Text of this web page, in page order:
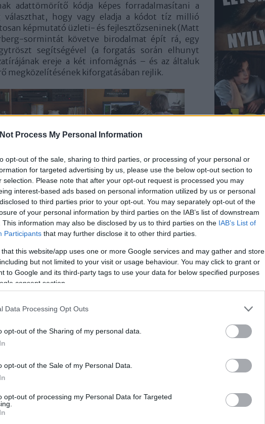
Process My Personal Information
opt-out of the sale, sharing to third parties, or processing of your personal or
for targeted advertising by us, please use the below opt-out section to
selection. Please note that after your opt-out request is processed you may
interest-based ads based on personal information utilized by us or personal
to third parties prior to your opt-out. You may separately opt-out of the
of your personal information by third parties on the IAB’s list of downstream
This information may also be disclosed by us to third parties on the IAB’s List of
Participants that may further disclose it to other third parties.
that this website/app uses one or more Google services and may gather and store
but not limited to your visit or usage behaviour. You may click to grant or
to Google and its third-party tags to use your data for below specified purposes
consent section.
Data Processing Opt Outs
opt-out of the Sharing of my personal data.
opt-out of the Sale of my Personal Data.
opt-out of processing my Personal Data for Targeted
adattömörítő kódja képes forradalmasítani a
választhat, hogy vagy eladja a kódot tíz millió
képmutató üzleti- és fejlesztőzseninek (Matt
sormintát követve birodalmat épít rá, egy
segítségével (a forgatás során elhunyt
ereje a két infomágnás – és az általuk
megközelítésének kiforgatásában rejlik.
és az inkompetencia hármasában,
vágyálmának szolgálatába állítják. Judge pedig
lényeget, miszerint ezeknek az embereknek
semmi. Sorozatában a Szilícium-völgy
bugrisoknak meg kell acélozniuk magukat az
Szilícium-völgy
abban a részletességben rejlik, ahogy körbejárja
a nagyszerű párbeszédekben gazdag
a maguk suta, esetenként ostoba, de
szerepüket a mérföldes dollárjelek,